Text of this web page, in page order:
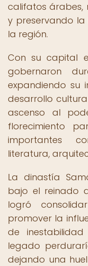
califatos árabes,
y preservando
la región.
Con su capital
gobernaron
expandiendo su
desarrollo
ascenso al
florecimiento
importantes
literatura,
La dinastía
bajo el reinado
logró
promover la
de
legado
dejando una